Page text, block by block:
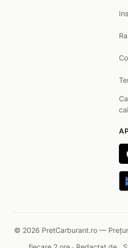
© 2026 PretCarburant.ro —